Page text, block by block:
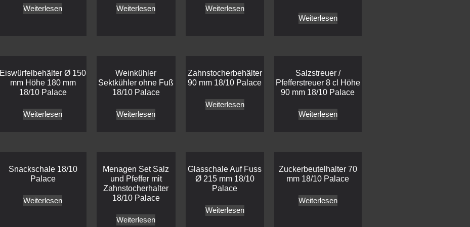
Weiterlesen Weiterlesen Weiterlesen
Weiterlesen
Eiswürfelbehälter Ø 150
mm Höhe 180 mm
18/10 Palace
Weiterlesen
Weinkühler
Sektkühler ohne Fuß
18/10 Palace
Weiterlesen
Zahnstocherbehälter
90 mm 18/10 Palace
Weiterlesen
Salzstreuer /
Pfefferstreuer 8 cl Höhe
90 mm 18/10 Palace
Weiterlesen
Snackschale 18/10
Palace
Weiterlesen
Menagen Set Salz
und Pfeffer mit
Zahnstocherhalter
18/10 Palace
Weiterlesen
Glasschale Auf Fuss
Ø 215 mm 18/10
Palace
Weiterlesen
Zuckerbeutelhalter 70
mm 18/10 Palace
Weiterlesen